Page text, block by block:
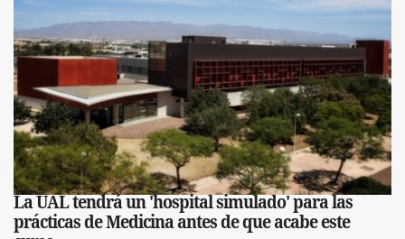
La UAL tendrá un 'hospital simulado' para las
prácticas de Medicina antes de que acabe este